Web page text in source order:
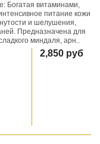
Богатая витаминами,
питание кожи
и шелушения,
Предназначена для
миндаля, арн..
2,850 руб